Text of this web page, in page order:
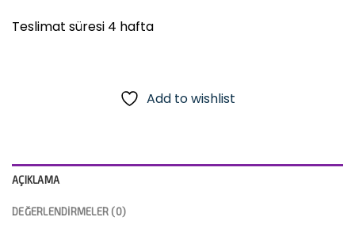
Teslimat süresi 4 hafta
Add to wishlist
AÇIKLAMA
DEĞERLENDIRMELER (0)